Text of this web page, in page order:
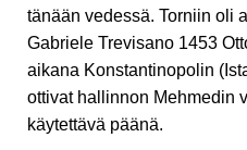
tänään vedessä. Torniin oli
Gabriele Trevisano 1453
aikana Konstantinopolin
ottivat hallinnon Mehmedin
käytettävä päänä.